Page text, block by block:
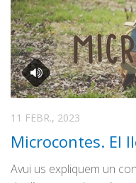
11 FEBR., 2023
Microcontes. El
Avui us expliquem un